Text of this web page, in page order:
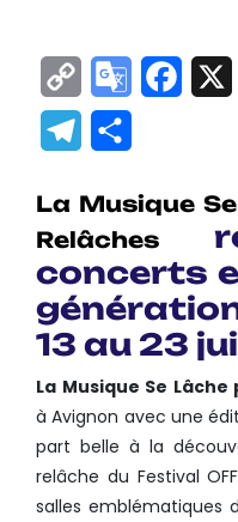
Copy
Link
Google
Telegram
La Musique
Relâches
concerts
13 au 23
La Musique Se
à Avignon avec une
part belle à la
relâche du Festival
salles emblématiques